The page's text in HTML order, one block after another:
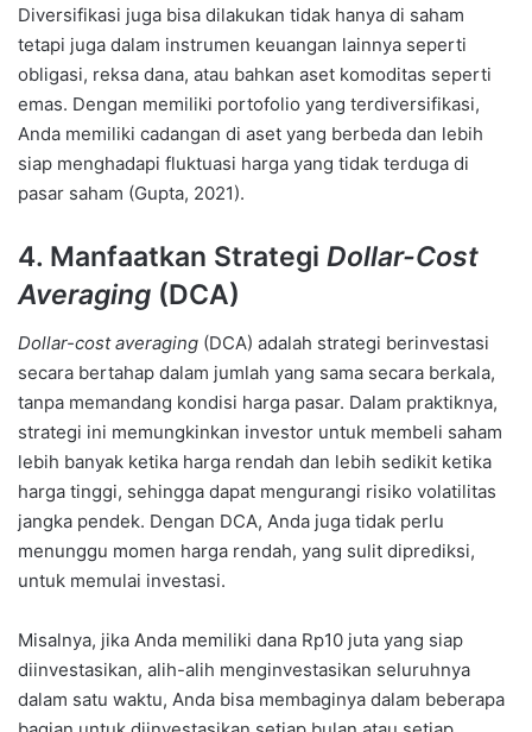
Diversifikasi juga bisa dilakukan tidak hanya di saham
tetapi juga dalam instrumen keuangan lainnya seperti
obligasi, reksa dana, atau bahkan aset komoditas seperti
emas. Dengan memiliki portofolio yang terdiversifikasi,
Anda memiliki cadangan di aset yang berbeda dan lebih
siap menghadapi fluktuasi harga yang tidak terduga di
pasar saham (Gupta, 2021).
4. Manfaatkan Strategi Dollar-Cost
Averaging (DCA)
Dollar-cost averaging (DCA) adalah strategi berinvestasi
secara bertahap dalam jumlah yang sama secara berkala,
tanpa memandang kondisi harga pasar. Dalam praktiknya,
strategi ini memungkinkan investor untuk membeli saham
lebih banyak ketika harga rendah dan lebih sedikit ketika
harga tinggi, sehingga dapat mengurangi risiko volatilitas
jangka pendek. Dengan DCA, Anda juga tidak perlu
menunggu momen harga rendah, yang sulit diprediksi,
untuk memulai investasi.
Misalnya, jika Anda memiliki dana Rp10 juta yang siap
diinvestasikan, alih-alih menginvestasikan seluruhnya
dalam satu waktu, Anda bisa membaginya dalam beberapa